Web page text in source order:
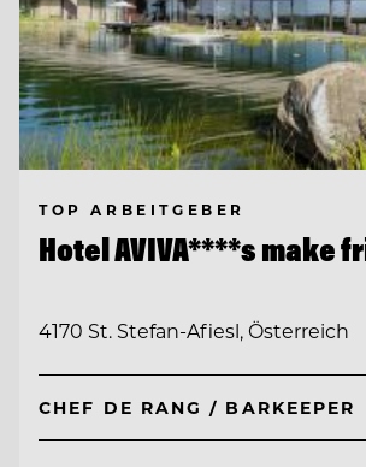
TOP ARBEITGEBER
Hotel AVIVA****s make
4170 St. Stefan-Afiesl, Österreich
CHEF DE RANG / BARKEEPER